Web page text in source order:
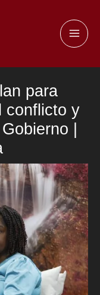
para
conflicto y
|